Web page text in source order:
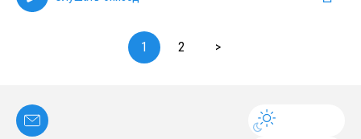
1 2 >